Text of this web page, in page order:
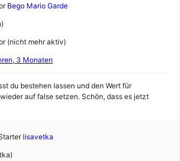
Bego Mario Garde
(nicht mehr aktiv)
3 Monaten
du bestehen lassen und den Wert für
auf false setzen. Schön, dass es jetzt
lisavetka